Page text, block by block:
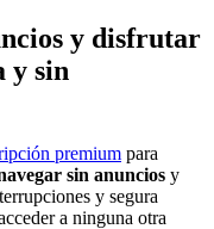
y disfrutar
y sin
premium para
sin anuncios y
y segura
a ninguna otra